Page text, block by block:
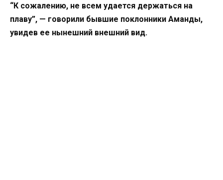
“К сожалению, не всем удается держаться на
плаву”, — говорили бывшие поклонники Аманды,
увидев ее нынешний внешний вид.